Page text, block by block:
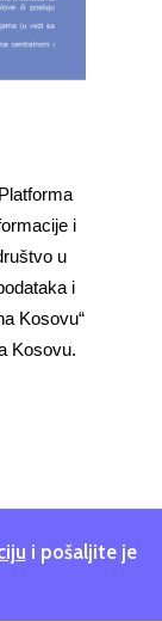
i
u
i
Kosovu“
Kosovu.
i pošaljite je